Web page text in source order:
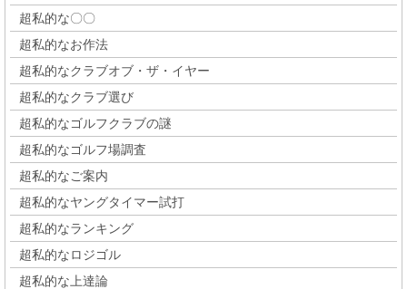
超私的な〇〇
超私的なお作法
超私的なクラブオブ・ザ・イヤー
超私的なクラブ選び
超私的なゴルフクラブの謎
超私的なゴルフ場調査
超私的なご案内
超私的なヤングタイマー試打
超私的なランキング
超私的なロジゴル
超私的な上達論